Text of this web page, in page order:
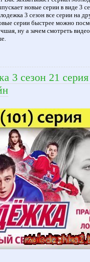
новые серии в виде 3
3 сезон все серии на
серии быстрее можно
ну а зачем смотреть
3 сезон 21